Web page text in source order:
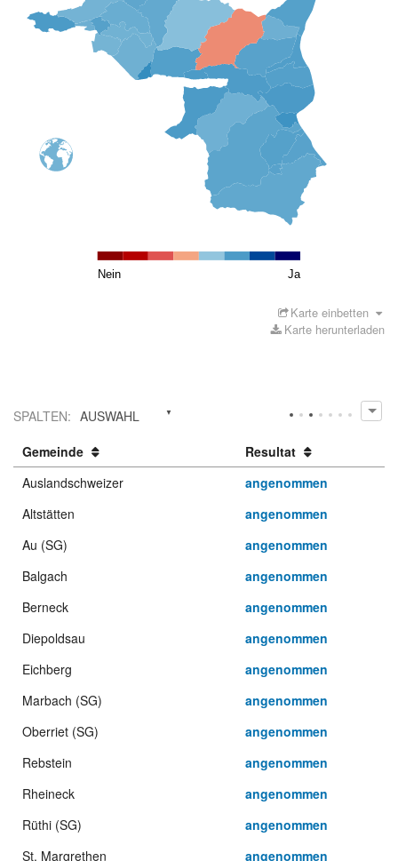
Nein Ja
Karte einbetten
Karte herunterladen
SPALTEN: AUSWAHL
Gemeinde
Resultat
Auslandschweizer
angenommen
Altstätten
angenommen
Au (SG)
angenommen
Balgach
angenommen
Berneck
angenommen
Diepoldsau
angenommen
Eichberg
angenommen
Marbach (SG)
angenommen
Oberriet (SG)
angenommen
Rebstein
angenommen
Rheineck
angenommen
Rüthi (SG)
angenommen
St. Margrethen
angenommen